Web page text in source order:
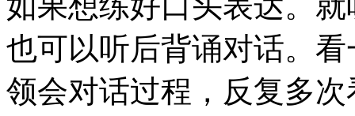
也可以听后背诵对话。
领会对话过程，反复多